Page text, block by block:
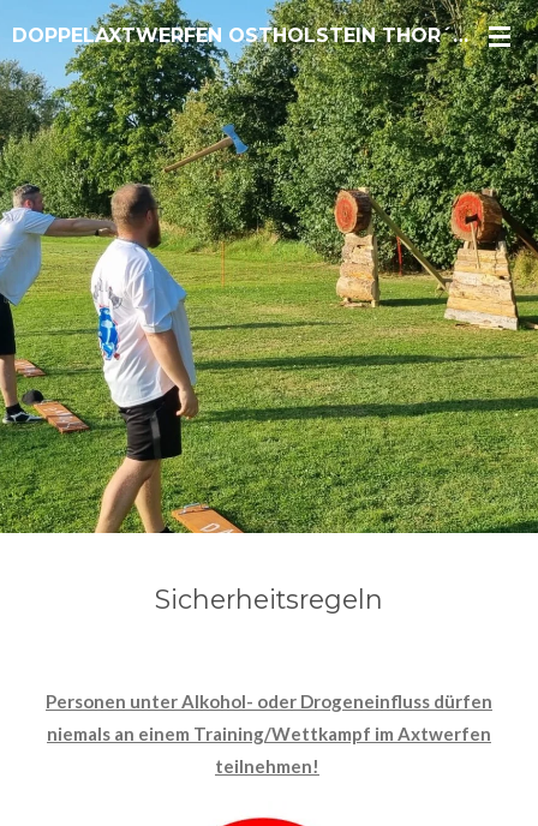
Zum
Hauptinhalt
springen
DOPPELAXTWERFEN OSTHOLSTEIN THOR´S GUARDE
Sicherheitsregeln
Personen unter Alkohol- oder Drogeneinfluss dürfen
niemals an einem Training/Wettkampf im Axtwerfen
teilnehmen!